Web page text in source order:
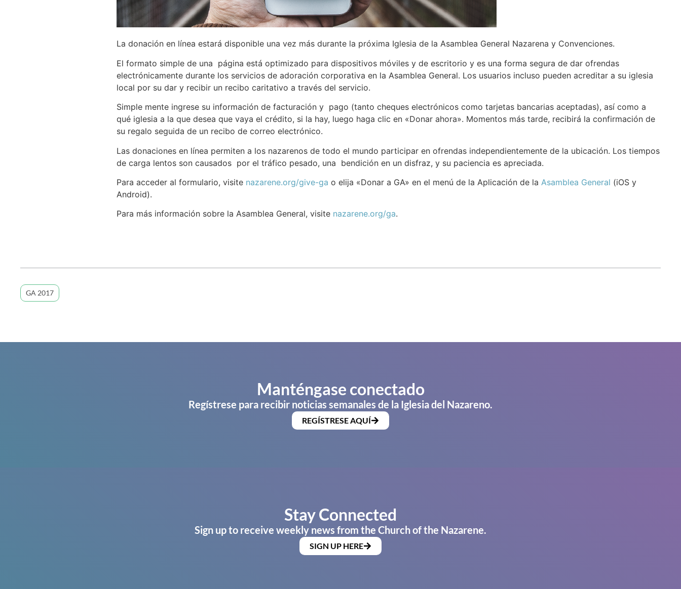
La donación en línea estará disponible una vez más durante la próxima Iglesia de la Asamblea General Nazarena y Convenciones.
El formato simple de una página está optimizado para dispositivos móviles y de escritorio y es una forma segura de dar ofrendas
electrónicamente durante los servicios de adoración corporativa en la Asamblea General. Los usuarios incluso pueden acreditar a su iglesia
local por su dar y recibir un recibo caritativo a través del servicio.
Simple mente ingrese su información de facturación y pago (tanto cheques electrónicos como tarjetas bancarias aceptadas), así como a
qué iglesia a la que desea que vaya el crédito, si la hay, luego haga clic en «Donar ahora». Momentos más tarde, recibirá la confirmación de
su regalo seguida de un recibo de correo electrónico.
Las donaciones en línea permiten a los nazarenos de todo el mundo participar en ofrendas independientemente de la ubicación. Los tiempos
de carga lentos son causados por el tráfico pesado, una bendición en un disfraz, y su paciencia es apreciada.
Para acceder al formulario, visite nazarene.org/give-ga o elija «Donar a GA» en el menú de la Aplicación de la Asamblea General (iOS y
Android).
Para más información sobre la Asamblea General, visite nazarene.org/ga.
GA 2017
Manténgase conectado
Regístrese para recibir noticias semanales de la Iglesia del Nazareno.
REGÍSTRESE AQUÍ
Stay Connected
Sign up to receive weekly news from the Church of the Nazarene.
SIGN UP HERE